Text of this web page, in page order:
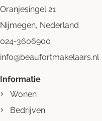
Oranjesingel 21
Nijmegen, Nederland
024-3606900
info@beaufortmakelaars.nl
Informatie
Wonen
Bedrijven